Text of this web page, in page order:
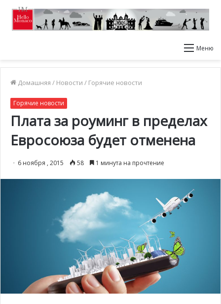
Меню
Домашняя / Новости / Горячие новости
Горячие новости
Плата за роуминг в пределах
Евросоюза будет отменена
6 ноября , 2015 58 1 минута на прочтение